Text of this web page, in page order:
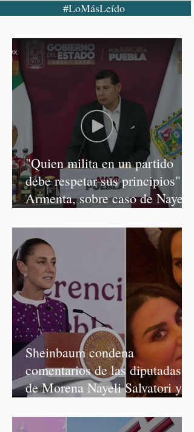
#LoMásLeído
"Quien milita en un partido
debe respetar sus principios":
Armenta, sobre caso de Nayeli
Sheinbaum condena
comentarios de las diputadas
de Morena Nayeli Salvatori y